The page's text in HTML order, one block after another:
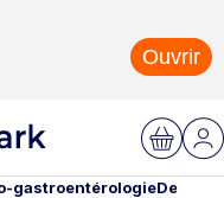
Ouvrir
gastroentérologie